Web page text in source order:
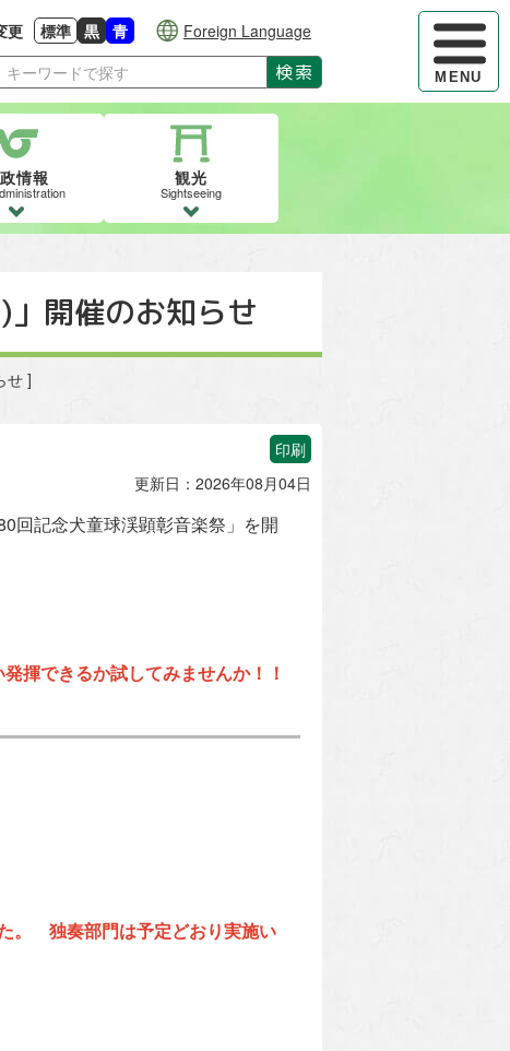
ハンバー
MENU
大きさに戻す
る
更 標準
背景色の変更：白
黒
背景色の変更：黒
青
背景色の変更：青
Foreign Language
検索
情報 観光
Sightseeing
開催のお知らせ
せ ]
印刷
更新日：2026年08月04日
回記念犬童球渓顕彰音楽祭」を開
揮できるか試してみませんか！！
。 独奏部門は予定どおり実施い